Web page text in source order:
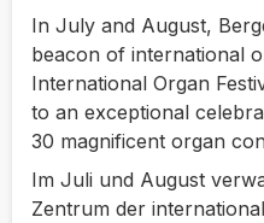
In July and August,
beacon of international
International Organ
to an exceptional
30 magnificent organ
Im Juli und August
Zentrum der